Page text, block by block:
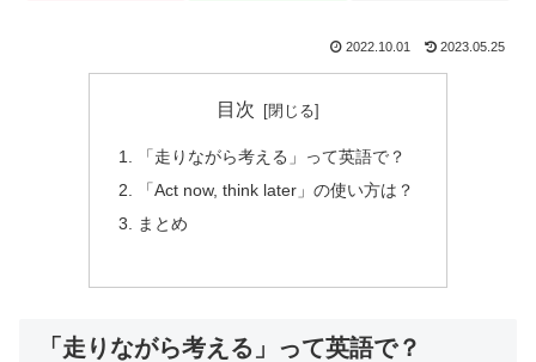
2022.10.01 2023.05.25
目次
「走りながら考える」って英語で？
「Act now, think later」の使い方は？
まとめ
「走りながら考える」って英語で？